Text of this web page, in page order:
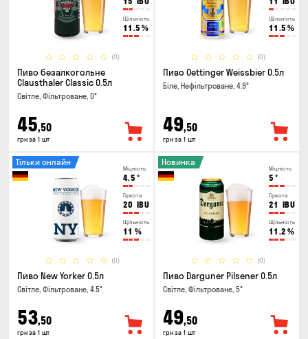
Щільність
11.5 %
(0)
Пиво безалкогольне
Clausthaler Classic 0.5л
Світле, Фільтроване, 0°
45,50
грн за 1 шт
Щільність
11.5 %
(0)
Пиво Oettinger Weissbier 0.5л
Біле, Нефільтроване, 4.9°
49,50
грн за 1 шт
Міцність
4.5 °
Гіркота
20 IBU
Щільність
11 %
(0)
Тільки онлайн
Пиво New Yorker 0.5л
Світле, Фільтроване, 4.5°
53,50
грн за 1 шт
Міцність
5 °
Гіркота
21 IBU
Щільність
11.2 %
(0)
Новинка
Пиво Darguner Pilsener 0.5л
Світле, Фільтроване, 5°
49,50
грн за 1 шт